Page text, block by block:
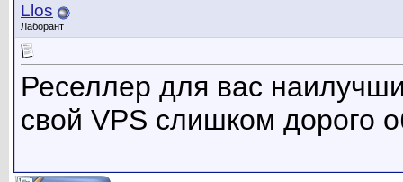
Llos
Лаборант
Реселлер для вас
свой VPS слишком дорого